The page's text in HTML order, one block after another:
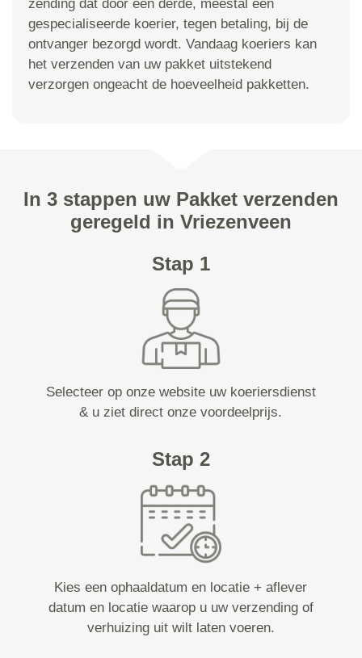
zending dat door een derde, meestal een
gespecialiseerde koerier, tegen betaling, bij de
ontvanger bezorgd wordt. Vandaag koeriers kan
het verzenden van uw pakket uitstekend
verzorgen ongeacht de hoeveelheid pakketten.
In 3 stappen uw Pakket verzenden
geregeld in Vriezenveen
Stap 1
Selecteer op onze website uw koeriersdienst
& u ziet direct onze voordeelprijs.
Stap 2
Kies een ophaaldatum en locatie + aflever
datum en locatie waarop u uw verzending of
verhuizing uit wilt laten voeren.